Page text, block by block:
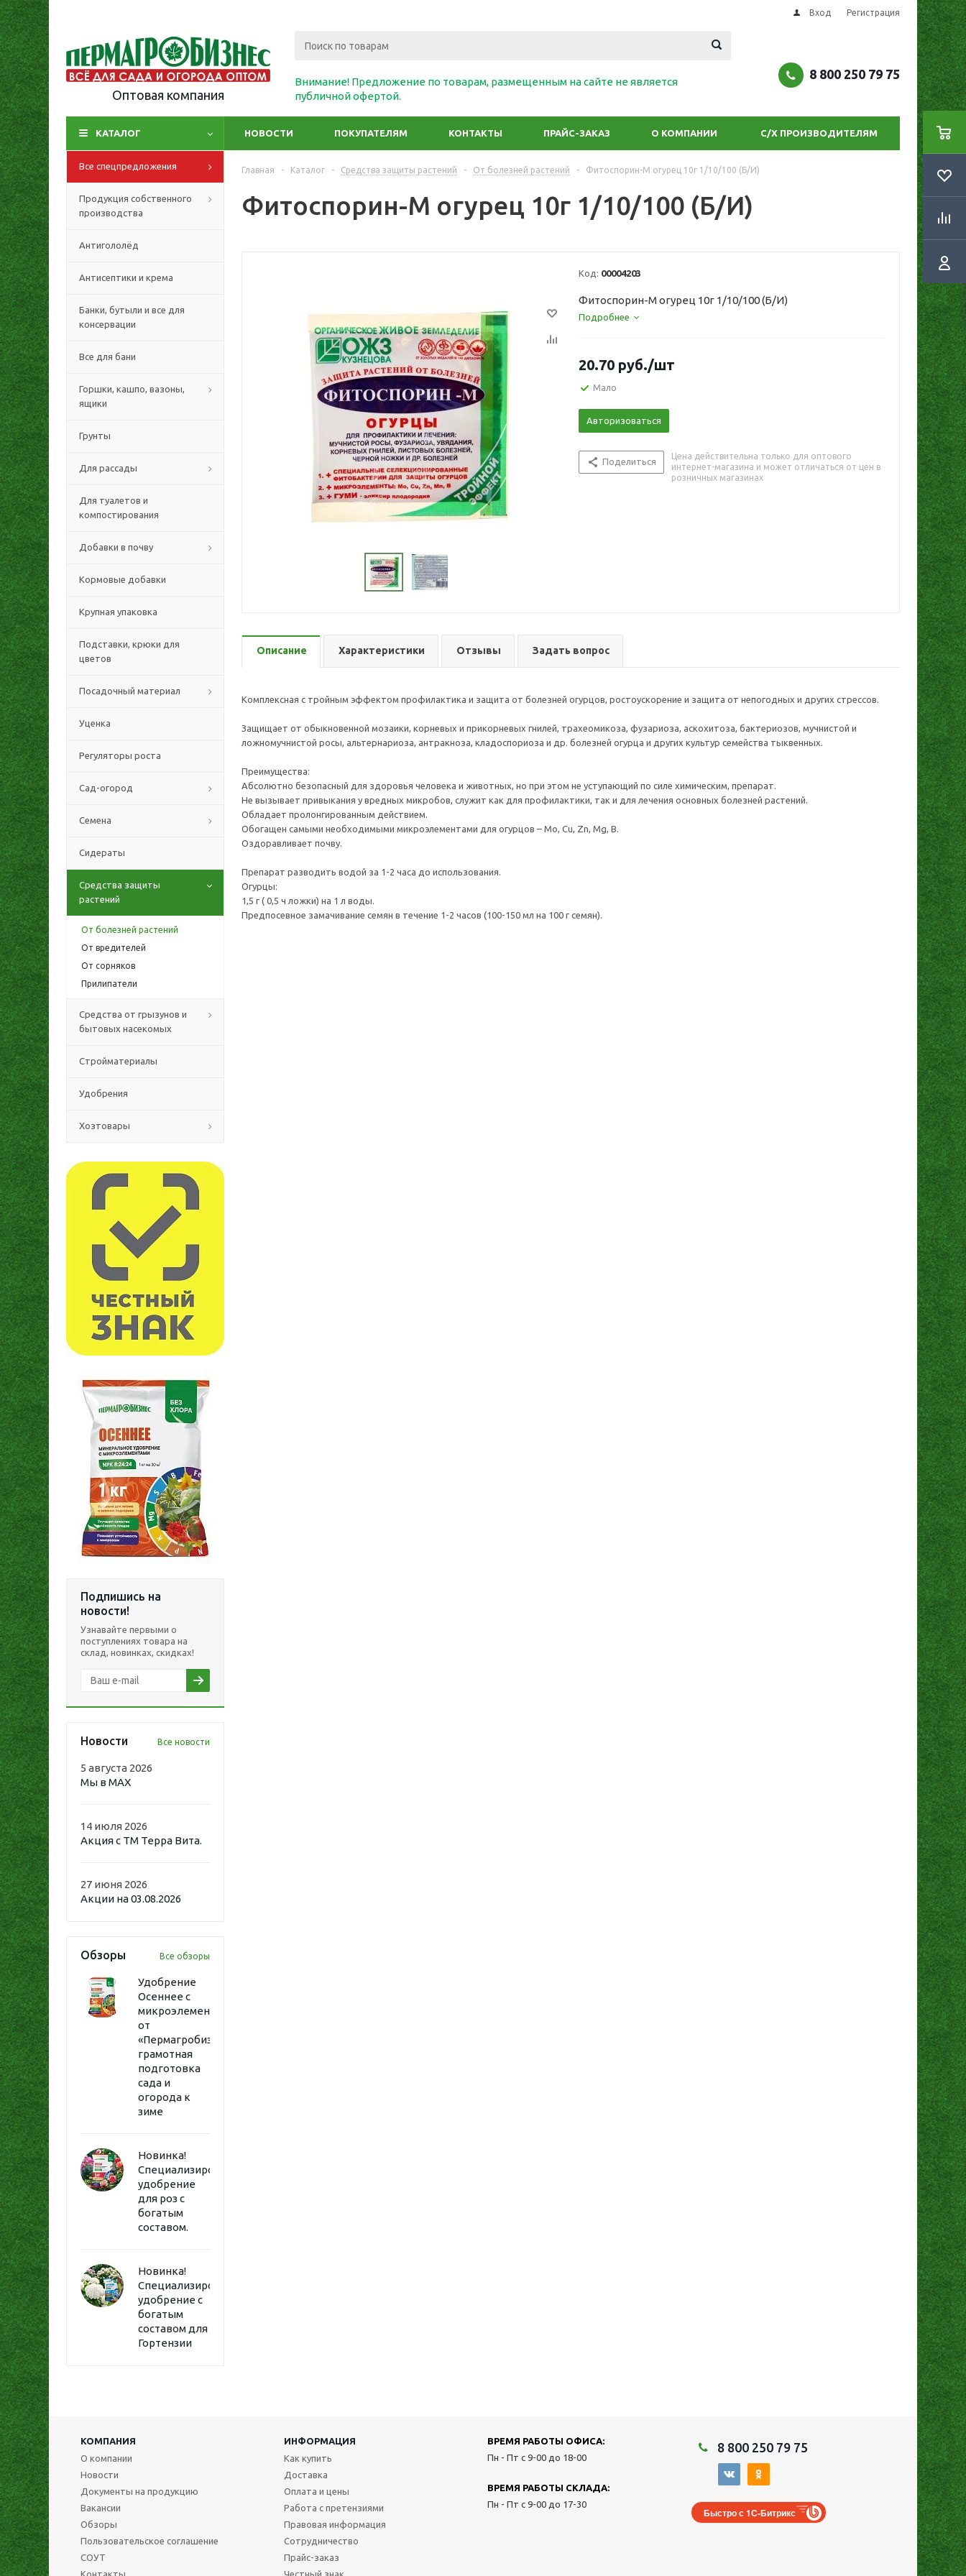
Вход Регистрация
Оптовая компания
Внимание! Предложение по товарам, размещенным на сайте не является
публичной офертой.
8 800 250 79 75
КАТАЛОГ НОВОСТИ ПОКУПАТЕЛЯМ КОНТАКТЫ ПРАЙС-ЗАКАЗ О КОМПАНИИ С/Х ПРОИЗВОДИТЕЛЯМ
Все спецпредложения
Продукция собственного
производства
Антигололёд
Антисептики и крема
Банки, бутыли и все для
консервации
Все для бани
Горшки, кашпо, вазоны,
ящики
Грунты
Для рассады
Для туалетов и
компостирования
Добавки в почву
Кормовые добавки
Крупная упаковка
Подставки, крюки для
цветов
Посадочный материал
Уценка
Регуляторы роста
Сад-огород
Семена
Сидераты
Средства защиты
растений
От болезней растений
От вредителей
От сорняков
Прилипатели
Средства от грызунов и
бытовых насекомых
Стройматериалы
Удобрения
Хозтовары
Подпишись на
новости!
Узнавайте первыми о
поступлениях товара на
склад, новинках, скидках!
Новости Все новости
5 августа 2026
Мы в MAX
14 июля 2026
Акция с ТМ Терра Вита.
27 июня 2026
Акции на 03.08.2026
Обзоры Все обзоры
Удобрение
Осеннее с
микроэлементами
от
«Пермагробизнес»:
грамотная
подготовка
сада и
огорода к
зиме
Новинка!
Специализированное
удобрение
для роз с
богатым
составом.
Новинка!
Специализированное
удобрение с
богатым
составом для
Гортензии
Главная - Каталог - Средства защиты растений - От болезней растений - Фитоспорин-М огурец 10г 1/10/100 (Б/И)
Фитоспорин-М огурец 10г 1/10/100 (Б/И)
Код: 00004203
Фитоспорин-М огурец 10г 1/10/100 (Б/И)
Подробнее
20.70 руб./шт
Мало
Авторизоваться
Поделиться
Цена действительна только для оптового
интернет-магазина и может отличаться от цен в
розничных магазинах
Описание Характеристики Отзывы Задать вопрос
Комплексная с тройным эффектом профилактика и защита от болезней огурцов, ростоускорение и защита от непогодных и других стрессов.
Защищает от обыкновенной мозаики, корневых и прикорневых гнилей, трахеомикоза, фузариоза, аскохитоза, бактериозов, мучнистой и
ложномучнистой росы, альтернариоза, антракноза, кладоспориоза и др. болезней огурца и других культур семейства тыквенных.
Преимущества:
Абсолютно безопасный для здоровья человека и животных, но при этом не уступающий по силе химическим, препарат.
Не вызывает привыкания у вредных микробов, служит как для профилактики, так и для лечения основных болезней растений.
Обладает пролонгированным действием.
Обогащен самыми необходимыми микроэлементами для огурцов – Mo, Cu, Zn, Mg, В.
Оздоравливает почву.
Препарат разводить водой за 1-2 часа до использования.
Огурцы:
1,5 г ( 0,5 ч ложки) на 1 л воды.
Предпосевное замачивание семян в течение 1-2 часов (100-150 мл на 100 г семян).
КОМПАНИЯ
ИНФОРМАЦИЯ
О компании
Новости
Документы на продукцию
Вакансии
Обзоры
Пользовательское соглашение
СОУТ
Контакты
Как купить
Доставка
Оплата и цены
Работа с претензиями
Правовая информация
Сотрудничество
Прайс-заказ
Честный знак
ВРЕМЯ РАБОТЫ ОФИСА:
Пн - Пт с 9-00 до 18-00
ВРЕМЯ РАБОТЫ СКЛАДА:
Пн - Пт с 9-00 до 17-30
8 800 250 79 75
Быстро с 1С-Битрикс